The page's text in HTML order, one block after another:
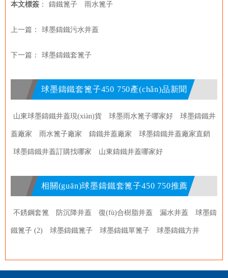
本文標簽 ： 鑄鐵篦子 雨水篦子
上一篇： 球墨鑄鐵污水井蓋
下一篇： 球墨鑄鐵套篦子
球墨鑄鐵套篦子450 750產(chǎn)品新聞
山東球墨鑄鐵井蓋現(xiàn)貨 球墨雨水篦子哪家好 球墨鑄鐵井
蓋廠家 雨水篦子廠家 鑄鐵井蓋廠家 球墨鑄鐵井蓋廠家直銷
球墨鑄鐵井蓋訂購找哪家 山東鑄鐵井蓋哪家好
相關(guān)球墨鑄鐵套篦子450 750推薦
不銹鋼套篦 防沉降井蓋 復(fù)合樹脂井蓋 漏水井蓋 球墨鑄
鐵篦子 (2) 球墨鑄鐵篦子 球墨鑄鐵單篦子 球墨鑄鐵方井